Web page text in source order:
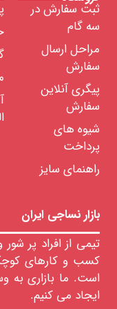
صابون
لکه
بری
صابون
جین
خام
صابون
پشم
خام
نفوذ
دهنده
ها
ضد
کف
ضد
کف
سیلیکونی
رنگرزی
چاپ
تکمیل
ثبت سفارش در
سه گام
مراحل ارسال
سفارش
پیگری آنلاین
سفارش
شیوه های
پرداخت
راهنمای سایز
بازار نساجی ایران
تیمی از افراد پر
کسب و کارهای
است. ما بازاری به
ایجاد می کنیم.